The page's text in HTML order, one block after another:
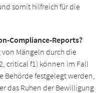
somit hilfreich für die
Compliance-Reports?
Mängeln durch die
critical f1) können im Fall
Behörde festgelegt werden,
das Ruhen der Bewilligung